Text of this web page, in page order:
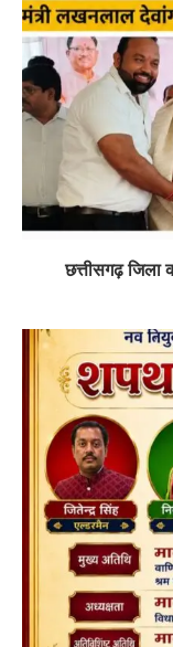
छत्तीसगढ़ जिला